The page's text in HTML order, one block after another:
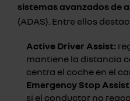
sistemas avanzados de
(ADAS). Entre ellos
Active Driver Assist:
mantiene la distancia
centra el coche en el
Emergency Stop
si el conductor no